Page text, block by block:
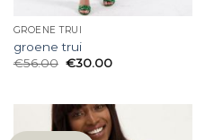
GROENE TRUI
groene trui
€56.00 €30.00